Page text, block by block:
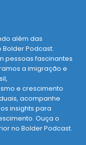
além das
Podcast.
pessoas fascinantes
a imigração e
e crescimento
acompanhe
insights para
Ouça o
no Bolder Podcast.